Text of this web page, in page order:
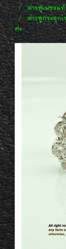
ต่างหูเพชรแท้
ต่างหูกระจุก
ค่ะ